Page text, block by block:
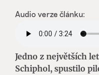
Audio verze článku:
Jedno z největších
Schiphol, spustilo